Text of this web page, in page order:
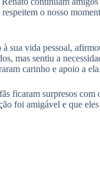
o nosso
sua vida pessoal,
mas sentiu a
carinho e apoio a ela.
ficaram surpresos com
foi amigável e que